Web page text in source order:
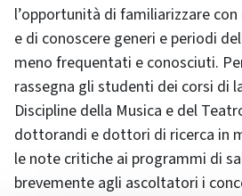
l’opportunità di familiarizzare
e di conoscere generi e periodi
meno frequentati e conosciuti.
rassegna gli studenti dei corsi di
Discipline della Musica e del
dottorandi e dottori di ricerca in
le note critiche ai programmi di
brevemente agli ascoltatori i